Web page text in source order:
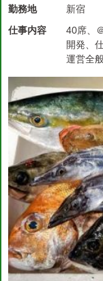
勤務地
新宿
仕事内容
40席、
開発、
運営全般